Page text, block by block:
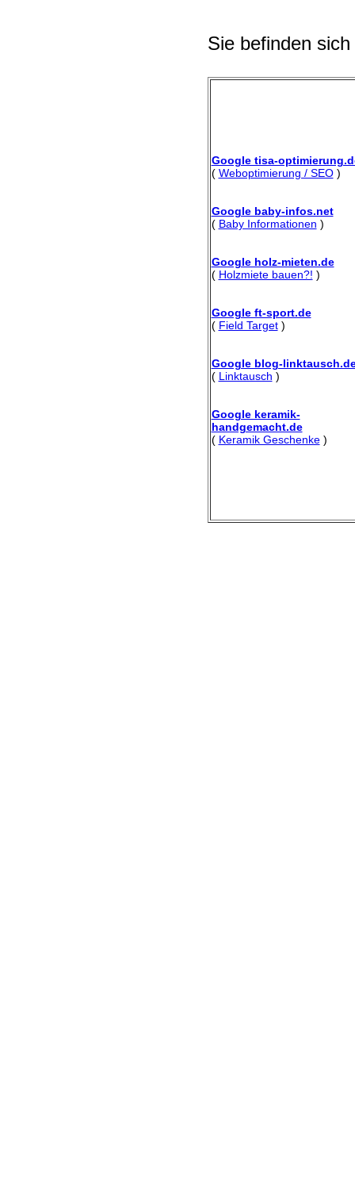
Sie befinden
Google tisa-
( Weboptimierung / SEO)
Google baby-infos.net
( Baby Informationen )
Google holz-mieten.de
( Holzmiete bauen?! )
Google ft-sport.de
( Field Target)
Google blog-
( Linktausch )
Google keramik-
handgemacht.de
( Keramik Geschenke)